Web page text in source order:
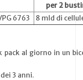
per 2
6763
8 mld di
pack al giorno in un
3 anni.